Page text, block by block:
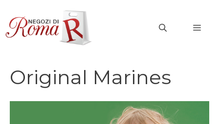
contenuto
Original Marines